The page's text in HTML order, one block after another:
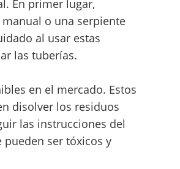
En primer lugar,
o una serpiente
al usar estas
las tuberías.
en el mercado. Estos
disolver los residuos
las instrucciones del
ser tóxicos y